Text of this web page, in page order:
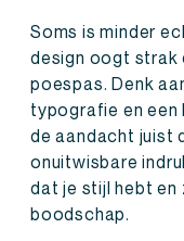
Soms is minder
design oogt strak
poespas. Denk
typografie en
de aandacht juist
onuitwisbare
dat je stijl hebt en
boodschap.